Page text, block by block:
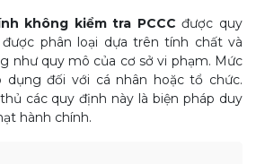
không kiểm tra PCCC được quy
phân loại dựa trên tính chất và
như quy mô của cơ sở vi phạm. Mức
đối với cá nhân hoặc tổ chức.
các quy định này là biện pháp duy
hành chính.